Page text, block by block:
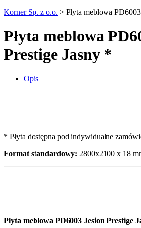
Korner Sp. z o.o. > Płyta meblowa
Płyta meblowa
Prestige Jasny *
Opis
* Płyta dostępna pod indywidualne
Format standardowy: 2800x2100 x 18
Płyta meblowa PD6003 Jesion Prestige